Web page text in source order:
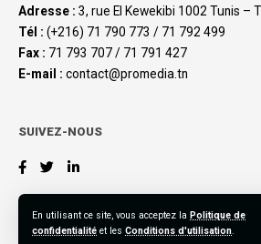
En utilisant ce site, vous acceptez la Politique de
confidentialité et les Conditions d'utilisation.
Adresse : 3, rue El Kewekibi 1002 Tunis –
Tél : (+216) 71 790 773 / 71 792 499
Fax : 71 793 707 / 71 791 427
E-mail : contact@promedia.tn
SUIVEZ-NOUS
©2023 L’Économiste Maghrébin,